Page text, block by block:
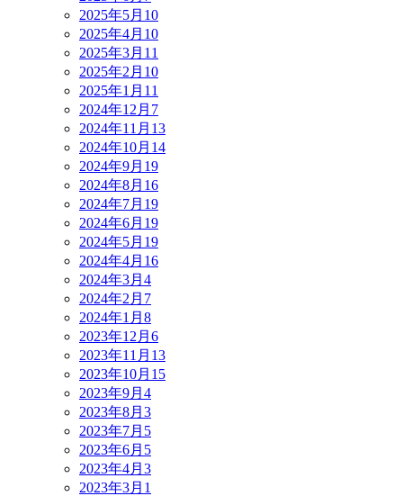
2025年5月 10
2025年4月 10
2025年3月 11
2025年2月 10
2025年1月 11
2024年12月 7
2024年11月 13
2024年10月 14
2024年9月 19
2024年8月 16
2024年7月 19
2024年6月 19
2024年5月 19
2024年4月 16
2024年3月 4
2024年2月 7
2024年1月 8
2023年12月 6
2023年11月 13
2023年10月 15
2023年9月 4
2023年8月 3
2023年7月 5
2023年6月 5
2023年4月 3
2023年3月 1